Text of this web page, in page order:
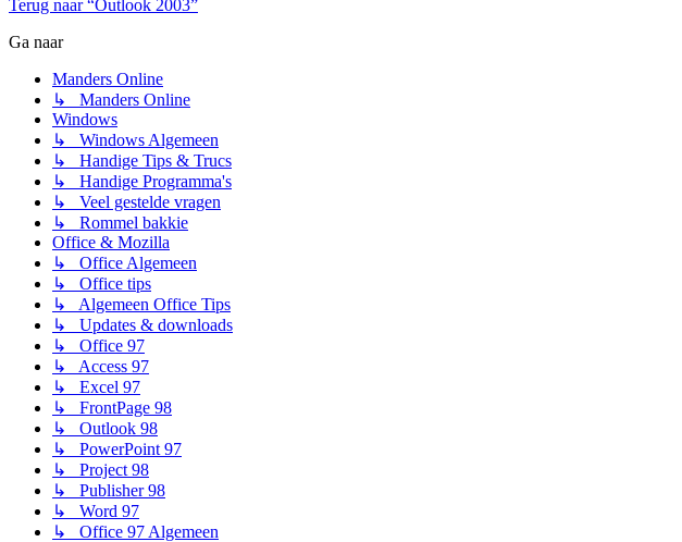
Terug naar “Outlook 2003”
Ga naar
Manders Online
↳ Manders Online
Windows
↳ Windows Algemeen
↳ Handige Tips & Trucs
↳ Handige Programma's
↳ Veel gestelde vragen
↳ Rommel bakkie
Office & Mozilla
↳ Office Algemeen
↳ Office tips
↳ Algemeen Office Tips
↳ Updates & downloads
↳ Office 97
↳ Access 97
↳ Excel 97
↳ FrontPage 98
↳ Outlook 98
↳ PowerPoint 97
↳ Project 98
↳ Publisher 98
↳ Word 97
↳ Office 97 Algemeen